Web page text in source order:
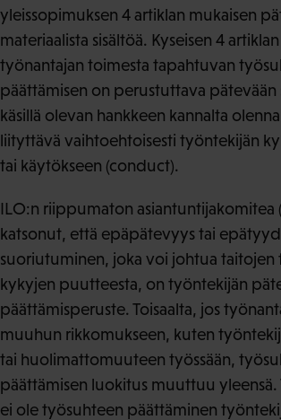
yleissopimuksen 4 artiklan mukaisen
materiaalista sisältöä. Kyseisen 4
työnantajan toimesta tapahtuvan
päättämisen on perustuttava pätevään
käsillä olevan hankkeen kannalta
liityttävä vaihtoehtoisesti työntekijän
tai käytökseen (conduct).
ILO:n riippumaton asiantuntijakomitea
katsonut, että epäpätevyys tai
suoriutuminen, joka voi johtua taitojen
kykyjen puutteesta, on työntekijän
päättämisperuste. Toisaalta, jos
muuhun rikkomukseen, kuten
tai huolimattomuuteen työssään,
päättämisen luokitus muuttuu yleensä.
ei ole työsuhteen päättäminen